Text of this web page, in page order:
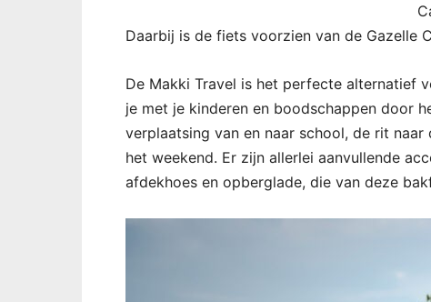
Daarbij is de fiets voorzien van de Gazelle
De Makki Travel is het perfecte alternatief
je met je kinderen en boodschappen door
verplaatsing van en naar school, de rit
het weekend. Er zijn allerlei aanvullende
afdekhoes en opberglade, die van deze